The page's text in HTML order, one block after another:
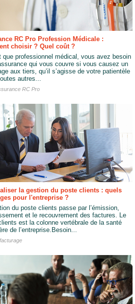
RC Pro Profession Médicale :
choisir ? Quel coût ?
que professionnel médical, vous avez besoin
qui vous couvre si vous causez un
aux tiers, qu’il s’agisse de votre patientèle
autres...
RC Pro
la gestion du poste clients : quels
pour l'entreprise ?
du poste clients passe par l’émission,
et le recouvrement des factures. Le
est la colonne vertébrale de la santé
de l’entreprise.Besoin...